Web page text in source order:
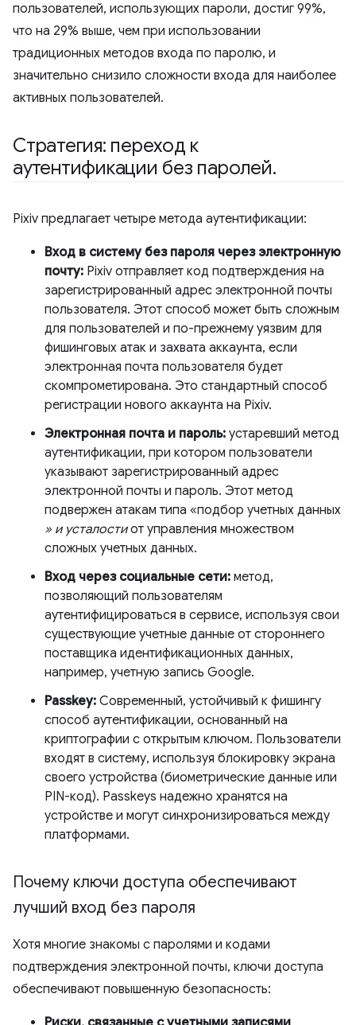
пользователей, использующих пароли, достиг 99%,
что на 29% выше, чем при использовании
традиционных методов входа по паролю, и
значительно снизило сложности входа для наиболее
активных пользователей.
Стратегия: переход к
аутентификации без паролей.
Pixiv предлагает четыре метода аутентификации:
Вход в систему без пароля через электронную
почту: Pixiv отправляет код подтверждения на
зарегистрированный адрес электронной почты
пользователя. Этот способ может быть сложным
для пользователей и по-прежнему уязвим для
фишинговых атак и захвата аккаунта, если
электронная почта пользователя будет
скомпрометирована. Это стандартный способ
регистрации нового аккаунта на Pixiv.
Электронная почта и пароль: устаревший метод
аутентификации, при котором пользователи
указывают зарегистрированный адрес
электронной почты и пароль. Этот метод
подвержен атакам типа «подбор учетных данных
» и усталостиот управления множеством
сложных учетных данных.
Вход через социальные сети: метод,
позволяющий пользователям
аутентифицироваться в сервисе, используя свои
существующие учетные данные от стороннего
поставщика идентификационных данных,
например, учетную запись Google.
Passkey: Современный, устойчивый к фишингу
способ аутентификации, основанный на
криптографии с открытым ключом. Пользователи
входят в систему, используя блокировку экрана
своего устройства (биометрические данные или
PIN-код). Passkeys надежно хранятся на
устройстве и могут синхронизироваться между
платформами.
Почему ключи доступа обеспечивают
лучший вход без пароля
Хотя многие знакомы с паролями и кодами
подтверждения электронной почты, ключи доступа
обеспечивают повышенную безопасность: